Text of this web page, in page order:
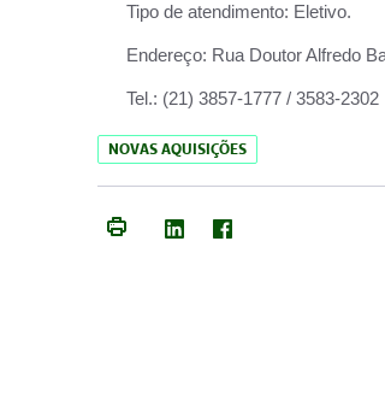
Tipo de atendimento: Eletivo.
Endereço: Rua Doutor Alfredo
Tel.: (21) 3857-1777 / 3583-2302
NOVAS AQUISIÇÕES